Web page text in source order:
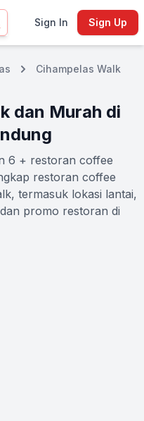
Sign In Sign Up
Cihampelas Walk
dan Murah di
6 + restoran coffee
restoran coffee
termasuk lokasi lantai,
promo restoran di